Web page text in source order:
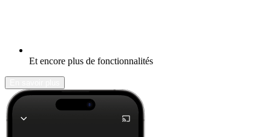
Et encore plus de fonctionnalités